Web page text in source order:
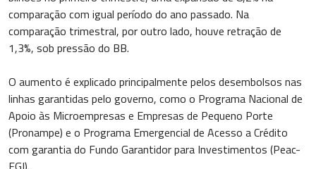
comparação com igual período do ano passado. Na
comparação trimestral, por outro lado, houve retração de
1,3%, sob pressão do BB.
O aumento é explicado principalmente pelos desembolsos nas
linhas garantidas pelo governo, como o Programa Nacional de
Apoio às Microempresas e Empresas de Pequeno Porte
(Pronampe) e o Programa Emergencial de Acesso a Crédito
com garantia do Fundo Garantidor para Investimentos (Peac-